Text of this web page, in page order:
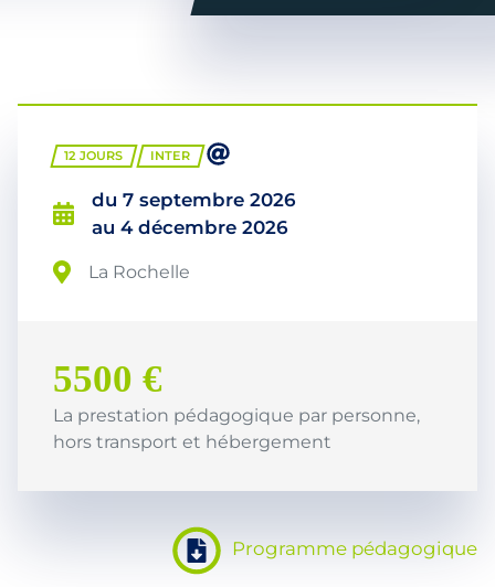
12 JOURS INTER
du 7 septembre 2026
au 4 décembre 2026
La Rochelle
5500 €
La prestation pédagogique par personne,
hors transport et hébergement
Programme pédagogique